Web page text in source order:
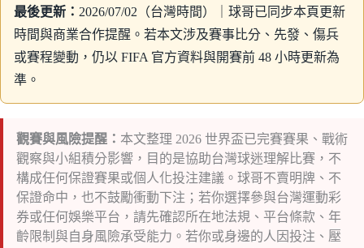
最後更新： 2026/07/02（台灣時間）｜球哥已同步本頁更新
時間與商業合作提醒。若本文涉及賽事比分、先發、傷兵
或賽程變動，仍以 FIFA 官方資料與開賽前 48 小時更新為
準。
觀賽與風險提醒： 本文整理 2026 世界盃已完賽賽果、戰術
觀察與小組積分影響，目的是協助台灣球迷理解比賽，不
構成任何保證賽果或個人化投注建議。球哥不賣明牌、不
保證命中，也不鼓勵衝動下注；若你選擇參與台灣運動彩
券或任何娛樂平台，請先確認所在地法規、平台條款、年
齡限制與自身風險承受能力。若你或身邊的人因投注、壓